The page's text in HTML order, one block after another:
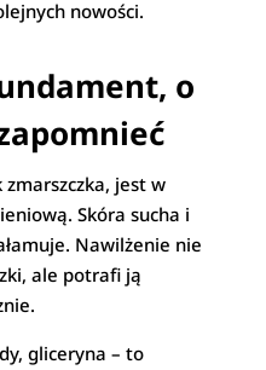
nowości.
o
jest w
Skóra sucha i
Nawilżenie nie
ale potrafi ją
gliceryna – to